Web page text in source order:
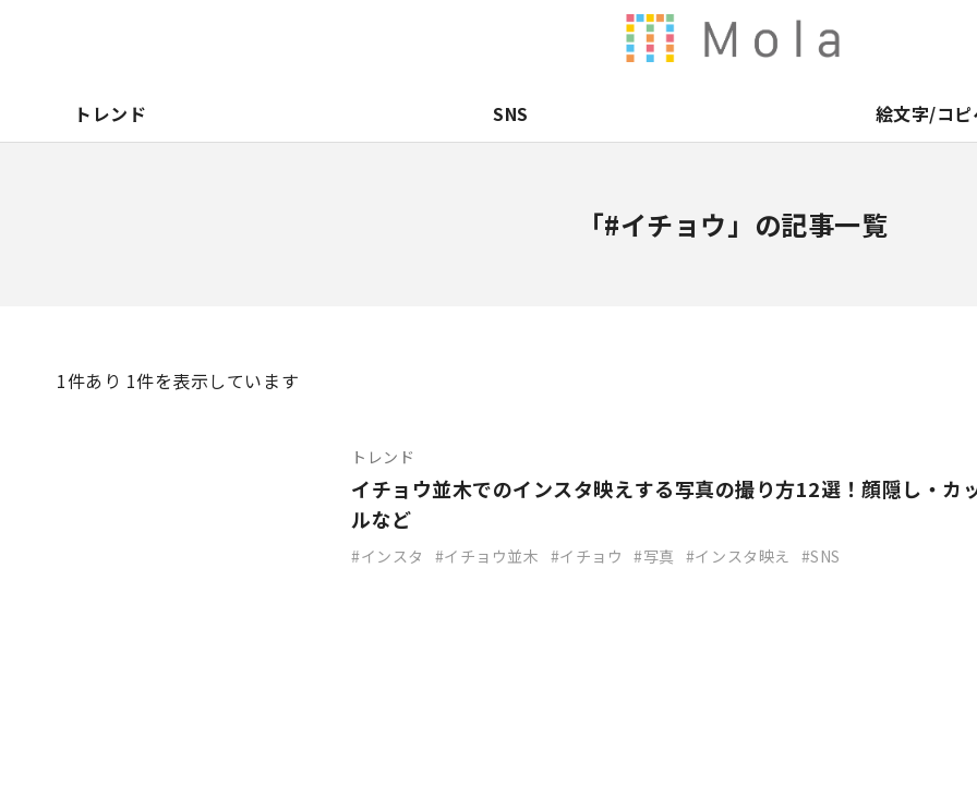
トレンド SNS 絵文字/コピ
「#イチョウ」の記事一覧
1件あり 1件を表示しています
トレンド
イチョウ並木でのインスタ映えする写真の撮り方12選！顔隠し・カ
ルなど
インスタ イチョウ並木 イチョウ 写真 インスタ映え SNS